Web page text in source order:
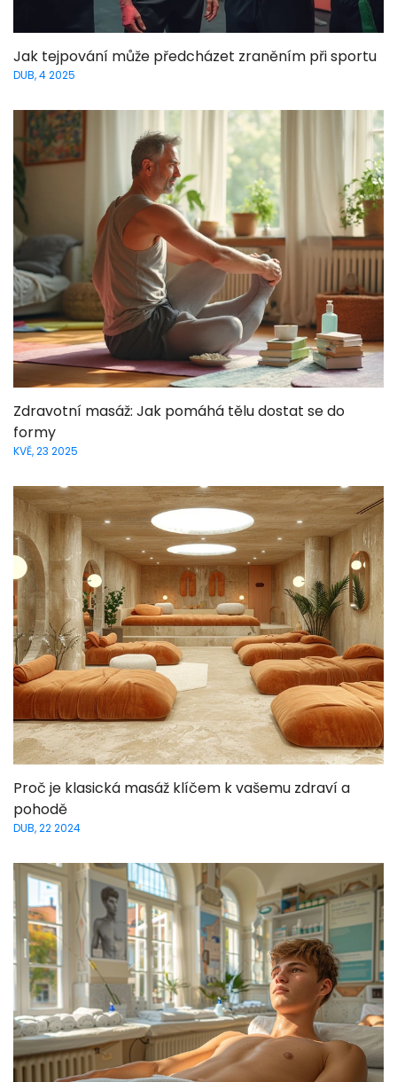
Jak tejpování může předcházet zraněním při sportu
DUB, 4 2025
Zdravotní masáž: Jak pomáhá tělu dostat se do
formy
KVĚ, 23 2025
Proč je klasická masáž klíčem k vašemu zdraví a
pohodě
DUB, 22 2024